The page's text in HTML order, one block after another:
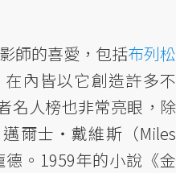
師的喜愛，包括布列松
在內皆以它創造許多不
名人榜也非常亮眼，除
爾士・戴維斯（Miles
。1959年的小說《金